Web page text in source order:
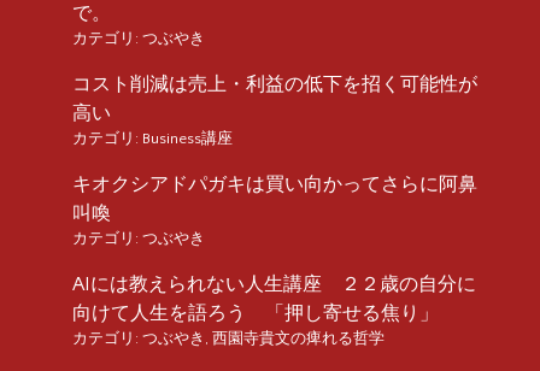
で。
カテゴリ: つぶやき
コスト削減は売上・利益の低下を招く可能性が
高い
カテゴリ: Business講座
キオクシアドパガキは買い向かってさらに阿鼻
叫喚
カテゴリ: つぶやき
AIには教えられない人生講座 ２２歳の自分に
向けて人生を語ろう 「押し寄せる焦り」
カテゴリ: つぶやき 西園寺貴文の痺れる哲学